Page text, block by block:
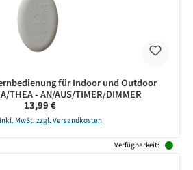
für Indoor und Outdoor
THEA - AN/AUS/TIMER/DIMMER
Regulärer Preis:
13,99 €
MwSt. zzgl. Versandkosten
Verfügbarkeit: